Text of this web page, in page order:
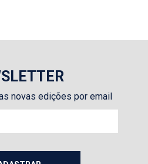
novas edições por email